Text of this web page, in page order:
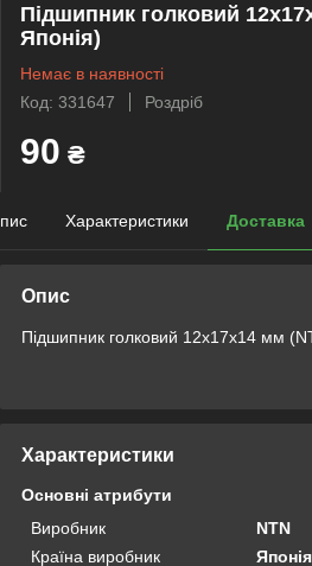
Підшипник голковий
Японія)
Немає в наявності
Код: 331647
Роздріб
90 ₴
Характеристики Доставка
Опис
Підшипник голковий 12х17х14 мм
Характеристики
Основні атрибути
Виробник
NTN
Країна виробник
Японія